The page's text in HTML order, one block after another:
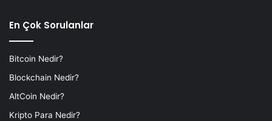
En Çok Sorulanlar
Bitcoin Nedir?
Blockchain Nedir?
AltCoin Nedir?
Kripto Para Nedir?